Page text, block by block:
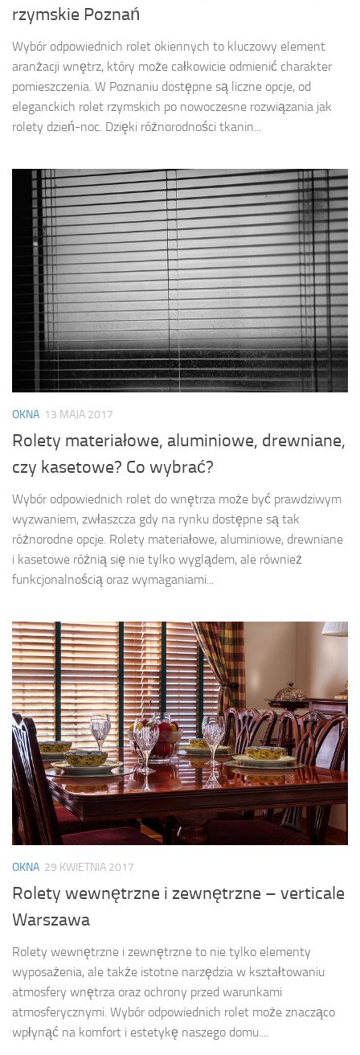
rzymskie Poznań
Wybór odpowiednich rolet okiennych to kluczowy element
aranżacji wnętrz, który może całkowicie odmienić charakter
pomieszczenia. W Poznaniu dostępne są liczne opcje, od
eleganckich rolet rzymskich po nowoczesne rozwiązania jak
rolety dzień-noc. Dzięki różnorodności tkanin...
OKNA 13 MAJA 2017
Rolety materiałowe, aluminiowe, drewniane,
czy kasetowe? Co wybrać?
Wybór odpowiednich rolet do wnętrza może być prawdziwym
wyzwaniem, zwłaszcza gdy na rynku dostępne są tak
różnorodne opcje. Rolety materiałowe, aluminiowe, drewniane
i kasetowe różnią się nie tylko wyglądem, ale również
funkcjonalnością oraz wymaganiami...
OKNA 29 KWIETNIA 2017
Rolety wewnętrzne i zewnętrzne – verticale
Warszawa
Rolety wewnętrzne i zewnętrzne to nie tylko elementy
wyposażenia, ale także istotne narzędzia w kształtowaniu
atmosfery wnętrza oraz ochrony przed warunkami
atmosferycznymi. Wybór odpowiednich rolet może znacząco
wpłynąć na komfort i estetykę naszego domu....